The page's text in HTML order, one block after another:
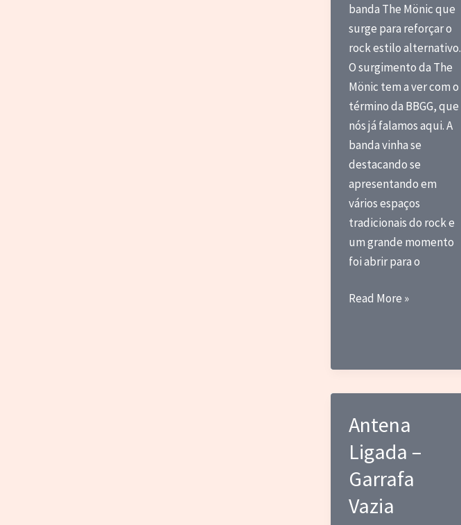
banda The Mönic que
surge para reforçar o
rock estilo alternativo.
O surgimento da The
Mönic tem a ver com o
término da BBGG, que
nós já falamos aqui. A
banda vinha se
destacando se
apresentando em
vários espaços
tradicionais do rock e
um grande momento
foi abrir para o
Antena
Read More »
Antena
Ligada –
Garrafa
Vazia